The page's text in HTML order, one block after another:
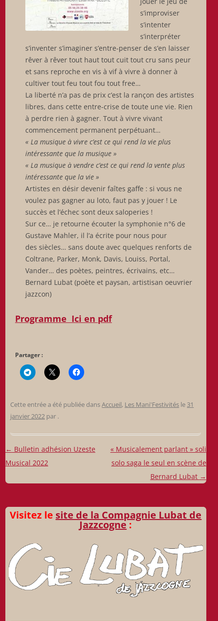
s’improviser
s’intenter
s’interpréter
s’inventer s’imaginer s’entre-penser de s’en laisser
rêver à rêver tout haut tout cuit tout cru sans peur
et sans reproche en vis à vif à vivre à donner à
cultiver tout feu tout fou tout free…
La liberté n’a pas de prix c’est la rançon des artistes
libres, dans cette entre-crise de toute une vie. Rien
à perdre rien à gagner. Tout à vivre vivant
commencement permanent perpétuant…
« La musique à vivre c’est ce qui rend la vie plus
intéressante que la musique »
« La musique à vendre c’est ce qui rend la vente plus
intéressante que la vie »
Artistes en désir devenir faîtes gaffe : si vous ne
voulez pas gagner au loto, faut pas y jouer ! Le
succès et l’échec sont deux saloperies !
Sur ce… je retourne écouter la symphonie n°6 de
Gustave Mahler, il l’a écrite pour nous pour
des siècles… sans doute avec quelques renforts de
Coltrane, Parker, Monk, Davis, Louiss, Portal,
Vander… des poètes, peintres, écrivains, etc…
Bernard Lubat (poète et paysan, artistisan oeuvrier
jazzcon)
Programme Ici en pdf
Partager :
Cette entrée a été publiée dansAccueil, Les Mani'Festivités le 31
janvier 2022 par .
Navigation
des
← Bulletin adhésion Uzeste
Musical 2022
« Musicalement parlant » soli
solo saga le seul en scène de
Bernard Lubat →
Visitez le site de la Compagnie Lubat de
Jazzcogne: